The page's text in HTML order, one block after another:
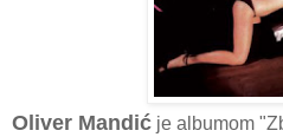
Oliver Mandić je albumom